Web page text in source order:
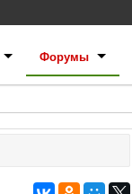
Форумы